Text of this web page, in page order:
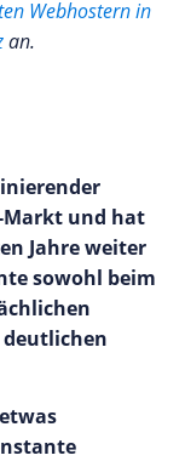
Webhostern in
an.
Markt und hat
Jahre weiter
sowohl beim
deutlichen